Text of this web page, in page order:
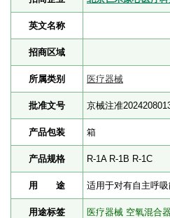
英文名称
招商区域
所属类别 医疗器械
批准文号 京械注准
产品包装 箱
产品规格 R-1A R-1B R-1C
用 途 适用于对有自主呼
用途标签 医疗器械 空氧混合器